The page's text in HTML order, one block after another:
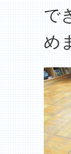
で
め